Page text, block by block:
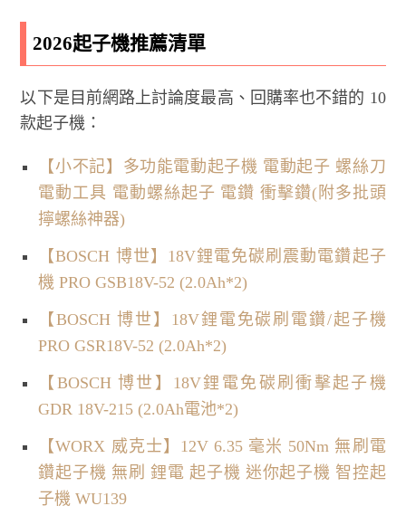
2026起子機推薦清單
以下是目前網路上討論度最高、回購率也不錯的 10
款起子機：
【小不記】多功能電動起子機 電動起子 螺絲刀
電動工具 電動螺絲起子 電鑽 衝擊鑽(附多批頭
擰螺絲神器)
【BOSCH 博世】18V鋰電免碳刷震動電鑽起子
機 PRO GSB18V-52 (2.0Ah*2)
【BOSCH 博世】18V鋰電免碳刷電鑽/起子機
PRO GSR18V-52 (2.0Ah*2)
【BOSCH 博世】18V鋰電免碳刷衝擊起子機
GDR 18V-215 (2.0Ah電池*2)
【WORX 威克士】12V 6.35 毫米 50Nm 無刷電
鑽起子機 無刷 鋰電 起子機 迷你起子機 智控起
子機 WU139